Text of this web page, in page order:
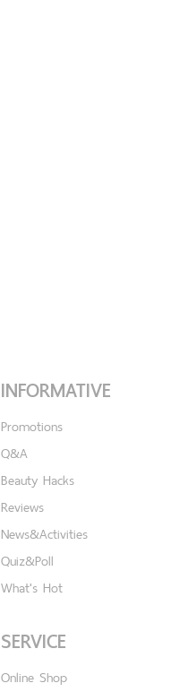
INFORMATIVE
Promotions
Q&A
Beauty Hacks
Reviews
News&Activities
Quiz&Poll
What's Hot
SERVICE
Online Shop